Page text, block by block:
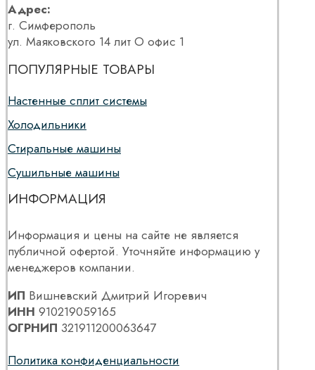
Адрес:
г. Симферополь
ул. Маяковского 14 лит О офис 1
ПОПУЛЯРНЫЕ ТОВАРЫ
Настенные сплит системы
Холодильники
Стиральные машины
Сушильные машины
ИНФОРМАЦИЯ
Информация и цены на сайте не является
публичной офертой. Уточняйте информацию у
менеджеров компании.
ИП Вишневский Дмитрий Игоревич
ИНН 910219059165
ОГРНИП 321911200063647
Политика конфиденциальности